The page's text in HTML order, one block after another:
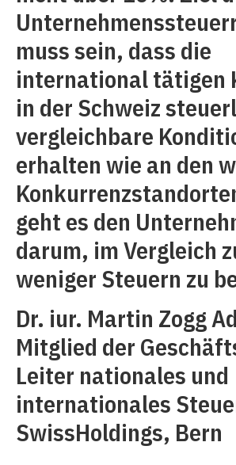
muss sein, dass die
international tätigen
in der Schweiz
vergleichbare
erhalten wie an den
geht es den
darum, im Vergleich
weniger Steuern zu
Dr. iur. Martin Zogg
Mitglied der
Leiter nationales und
internationales
SwissHoldings, Bern